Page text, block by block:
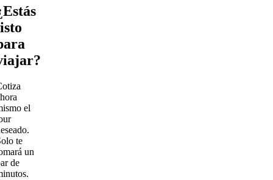
el
te
un
de